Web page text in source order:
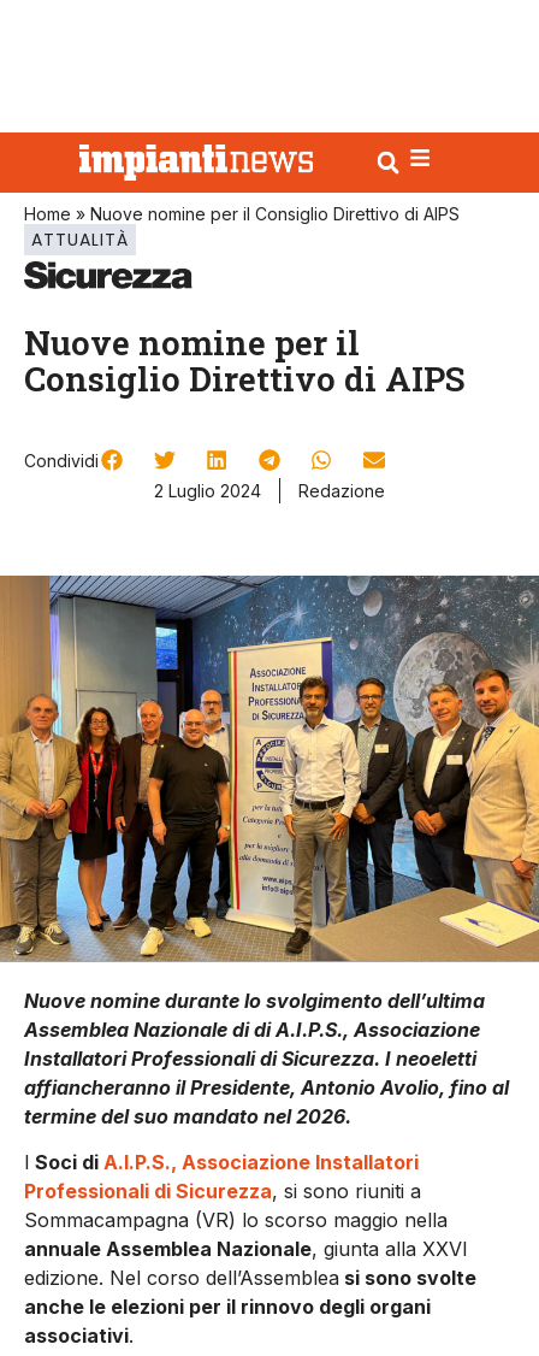
Home » Nuove nomine per il Consiglio Direttivo di AIPS
ATTUALITÀ
Nuove nomine per il
Consiglio Direttivo di AIPS
Condividi
2 Luglio 2024
Redazione
Nuove nomine durante lo svolgimento dell’ultima
Assemblea Nazionale di di A.I.P.S., Associazione
Installatori Professionali di Sicurezza. I neoeletti
affiancheranno il Presidente, Antonio Avolio, fino al
termine del suo mandato nel 2026.
I Soci di A.I.P.S., Associazione Installatori
Professionali di Sicurezza, si sono riuniti a
Sommacampagna (VR) lo scorso maggio nella
annuale Assemblea Nazionale, giunta alla XXVI
edizione. Nel corso dell’Assemblea si sono svolte
anche le elezioni per il rinnovo degli organi
associativi.